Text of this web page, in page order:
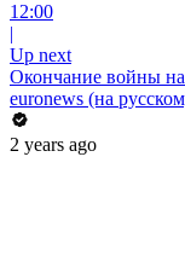
12:00
|
Up next
Окончание войны
euronews (на
2 years ago